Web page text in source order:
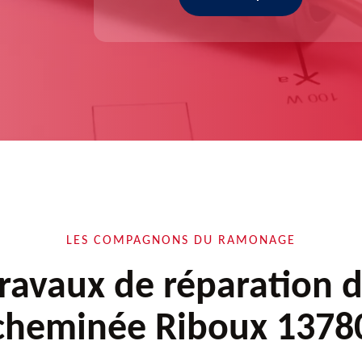
LES COMPAGNONS DU RAMONAGE
de réparation
Riboux